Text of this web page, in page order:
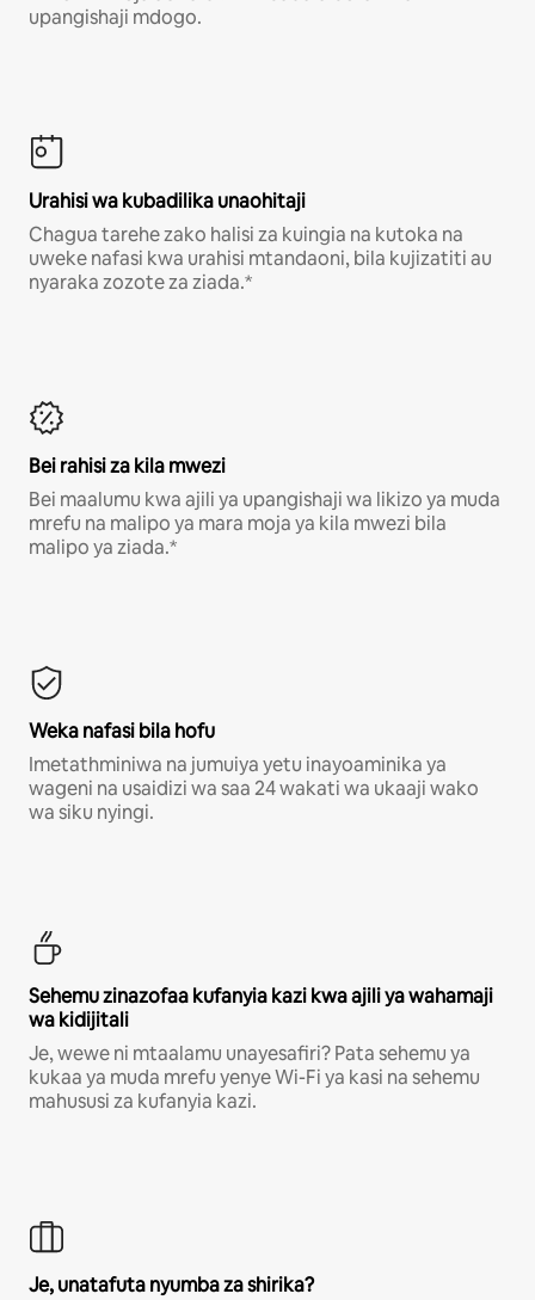
upangishaji mdogo.
Urahisi wa kubadilika unaohitaji
Chagua tarehe zako halisi za kuingia na kutoka na
uweke nafasi kwa urahisi mtandaoni, bila kujizatiti au
nyaraka zozote za ziada.*
Bei rahisi za kila mwezi
Bei maalumu kwa ajili ya upangishaji wa likizo ya muda
mrefu na malipo ya mara moja ya kila mwezi bila
malipo ya ziada.*
Weka nafasi bila hofu
Imetathminiwa na jumuiya yetu inayoaminika ya
wageni na usaidizi wa saa 24 wakati wa ukaaji wako
wa siku nyingi.
Sehemu zinazofaa kufanyia kazi kwa ajili ya wahamaji
wa kidijitali
Je, wewe ni mtaalamu unayesafiri? Pata sehemu ya
kukaa ya muda mrefu yenye Wi-Fi ya kasi na sehemu
mahususi za kufanyia kazi.
Je, unatafuta nyumba za shirika?